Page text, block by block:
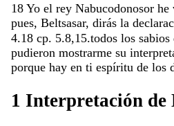
18 Yo el rey Nabucodonosor he
pues, Beltsasar, dirás la
4.18 cp. 5.8,15.todos los sabios
pudieron mostrarme su
porque hay en ti espíritu de los
1 Interpretación de